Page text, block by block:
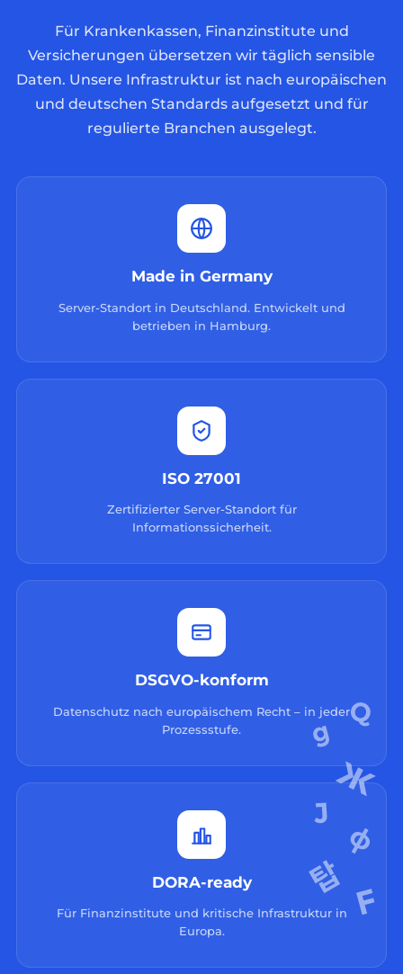
Für Krankenkassen, Finanzinstitute und
Versicherungen übersetzen wir täglich sensible
Daten. Unsere Infrastruktur ist nach europäischen
und deutschen Standards aufgesetzt und für
regulierte Branchen ausgelegt.
Made in Germany
Server-Standort in Deutschland. Entwickelt und
betrieben in Hamburg.
ISO 27001
Zertifizierter Server-Standort für
Informationssicherheit.
DSGVO-konform
Datenschutz nach europäischem Recht – in jeder
Prozessstufe.
DORA-ready
Für Finanzinstitute und kritische Infrastruktur in
Europa.